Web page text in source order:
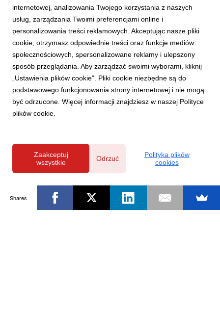
Powered by
internetowej, analizowania Twojego korzystania z naszych
usług, zarządzania Twoimi preferencjami online i
personalizowania treści reklamowych. Akceptując nasze pliki
cookie, otrzymasz odpowiednie treści oraz funkcje mediów
społecznościowych, spersonalizowane reklamy i ulepszony
sposób przeglądania. Aby zarządzać swoimi wyborami, kliknij
„Ustawienia plików cookie”. Pliki cookie niezbędne są do
podstawowego funkcjonowania strony internetowej i nie mogą
być odrzucone. Więcej informacji znajdziesz w naszej Polityce
plików cookie.
Zaakceptuj
wszystkie
Odrzuć
Polityka plików
cookies
Shares